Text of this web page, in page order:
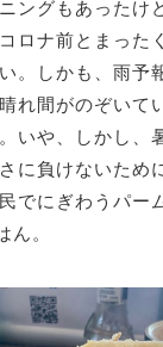
ングもあったけ
ロナ前とまった
。しかも、雨予
れ間がのぞいて
いや、しかし、
に負けないため
でにぎわうパー
ん。